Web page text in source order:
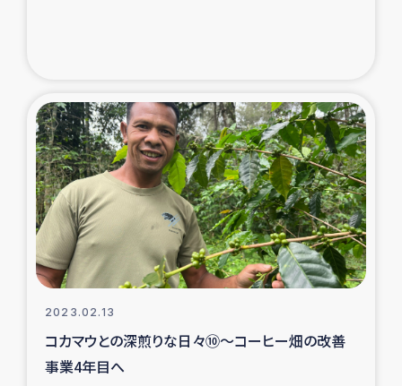
2023.02.13
コカマウとの深煎りな日々⑩～コーヒー畑の改善
事業4年目へ